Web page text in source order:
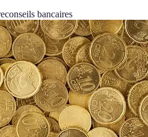
conseils bancaires